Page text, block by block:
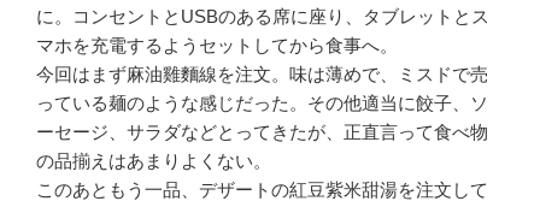
に。コンセントとUSBのある席に座り、タブレットとス
マホを充電するようセットしてから食事へ。
今回はまず麻油雞麵線を注文。味は薄めで、ミスドで売
っている麺のような感じだった。その他適当に餃子、ソ
ーセージ、サラダなどとってきたが、正直言って食べ物
の品揃えはあまりよくない。
このあともう一品、デザートの紅豆紫米甜湯を注文して